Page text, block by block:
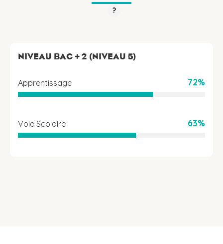
?
NIVEAU BAC + 2 (NIVEAU 5)
Apprentissage 72%
Voie Scolaire 63%